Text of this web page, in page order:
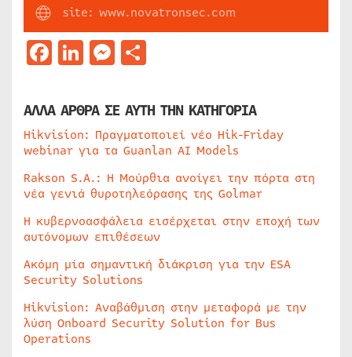
site: www.novatronsec.com
Facebook
LinkedIn
Messenger
ΑΛΛΑ ΑΡΘΡΑ ΣΕ ΑΥΤΗ ΤΗΝ ΚΑΤΗΓΟΡΙΑ
Hikvision: Πραγματοποιεί νέο Hik-Friday
webinar για τα Guanlan AI Models
Rakson S.A.: Η Μούρθια ανοίγει την πόρτα στη
νέα γενιά θυροτηλεόρασης της Golmar
Η κυβερνοασφάλεια εισέρχεται στην εποχή των
αυτόνομων επιθέσεων
Ακόμη μία σημαντική διάκριση για την ESA
Security Solutions
Hikvision: Αναβάθμιση στην μεταφορά με την
λύση Onboard Security Solution for Bus
Operations